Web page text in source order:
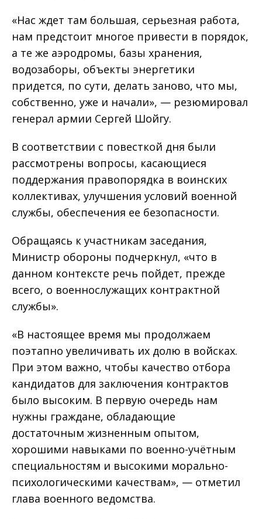
«Нас ждет там большая, серьезная работа,
нам предстоит многое привести в порядок,
а те же аэродромы, базы хранения,
водозаборы, объекты энергетики
придется, по сути, делать заново, что мы,
собственно, уже и начали», — резюмировал
генерал армии Сергей Шойгу.
В соответствии с повесткой дня были
рассмотрены вопросы, касающиеся
поддержания правопорядка в воинских
коллективах, улучшения условий военной
службы, обеспечения ее безопасности.
Обращаясь к участникам заседания,
Министр обороны подчеркнул, «что в
данном контексте речь пойдет, прежде
всего, о военнослужащих контрактной
службы».
«В настоящее время мы продолжаем
поэтапно увеличивать их долю в войсках.
При этом важно, чтобы качество отбора
кандидатов для заключения контрактов
было высоким. В первую очередь нам
нужны граждане, обладающие
достаточным жизненным опытом,
хорошими навыками по военно-учётным
специальностям и высокими морально-
психологическими качествам», — отметил
глава военного ведомства.